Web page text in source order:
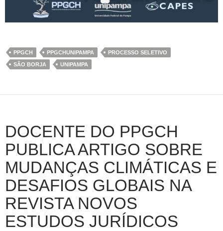
PPGCH PPGCHUNIPAMPA
PROCESSO SELETIVO
SÃO BORJA
UNIPAMPA
DOCENTE DO PPGCH
PUBLICA ARTIGO SOBRE
MUDANÇAS CLIMÁTICAS E
DESAFIOS GLOBAIS NA
REVISTA NOVOS
ESTUDOS JURÍDICOS